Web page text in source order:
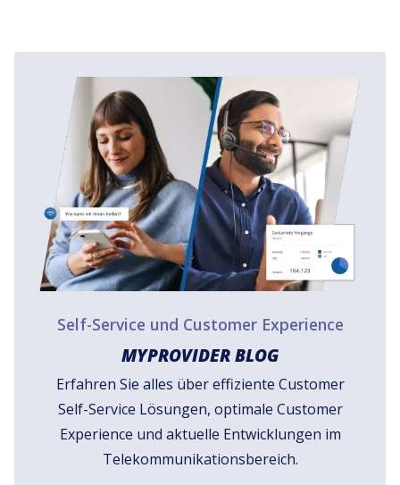
Self-Service und Customer Experience
MYPROVIDER BLOG
Erfahren Sie alles über effiziente Customer
Self-Service Lösungen, optimale Customer
Experience und aktuelle Entwicklungen im
Telekommunikationsbereich.